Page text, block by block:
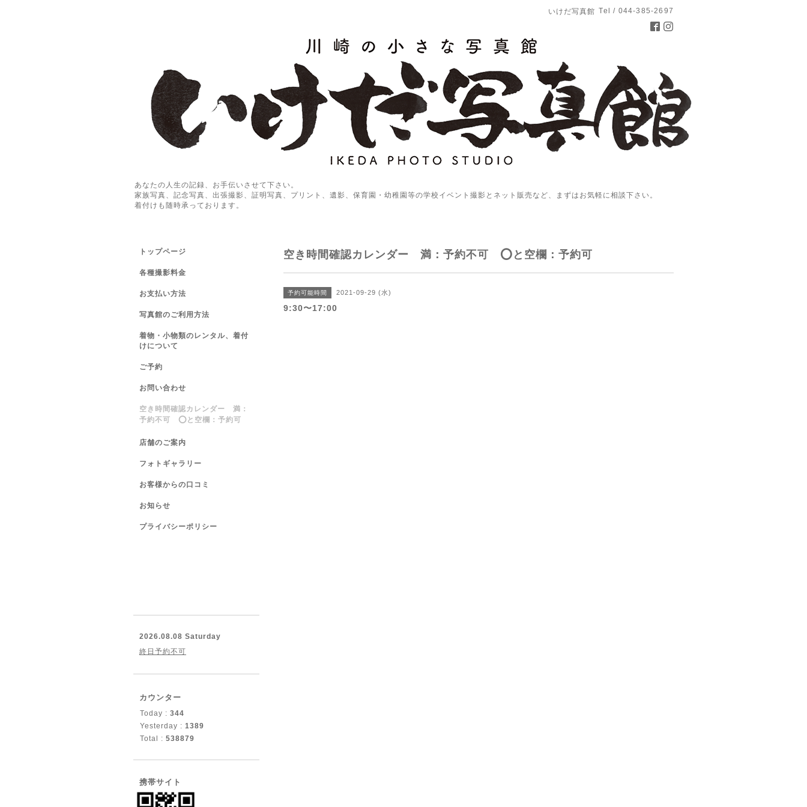
いけだ写真館 Tel / 044-385-2697
あなたの人生の記録、お手伝いさせて下さい。
家族写真、記念写真、出張撮影、証明写真、プリント、遺影、保育園・幼稚園等の学校イベント撮影とネット販売など、まずはお気軽に相談下さい。
着付けも随時承っております。
空き時間確認カレンダー 満：予約不可 ⭕️と空欄：予約可
予約可能時間 2021-09-29 (水)
9:30〜17:00
トップページ
各種撮影料金
お支払い方法
写真館のご利用方法
着物・小物類のレンタル、着付
けについて
ご予約
お問い合わせ
空き時間確認カレンダー 満：
予約不可 ⭕️と空欄：予約可
店舗のご案内
フォトギャラリー
お客様からの口コミ
お知らせ
プライバシーポリシー
2026.08.08 Saturday
終日予約不可
カウンター
Today : 344
Yesterday : 1389
Total : 538879
携帯サイト